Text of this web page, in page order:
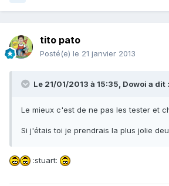
tito pato
Posté(e) le 21 janvier 2013
Le 21/01/2013 à 15:35, Dowoi a dit :
Le mieux c'est de ne pas les tester et
Si j'étais toi je prendrais la plus jolie
:stuart: